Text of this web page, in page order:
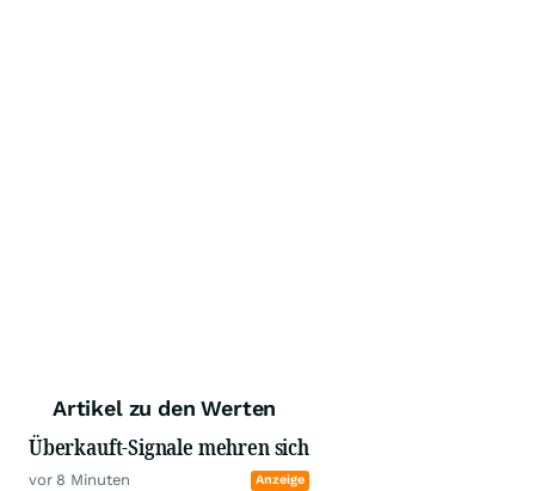
Artikel zu den Werten
Überkauft-Signale mehren sich
vor 8 Minuten Anzeige